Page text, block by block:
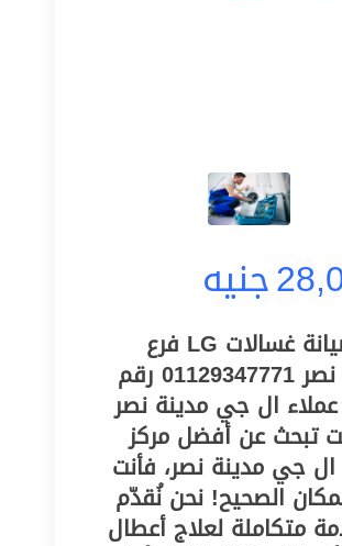
جنيه
حجز صيانة غسالات LG فرع
مدينة نصر 01129347771 رقم
ال جي مدينة نصر
تبحث عن أفضل مركز
ال جي مدينة نصر، فأنت
الصحيح! نحن نُقدّم
متكاملة لعلاج أعطال